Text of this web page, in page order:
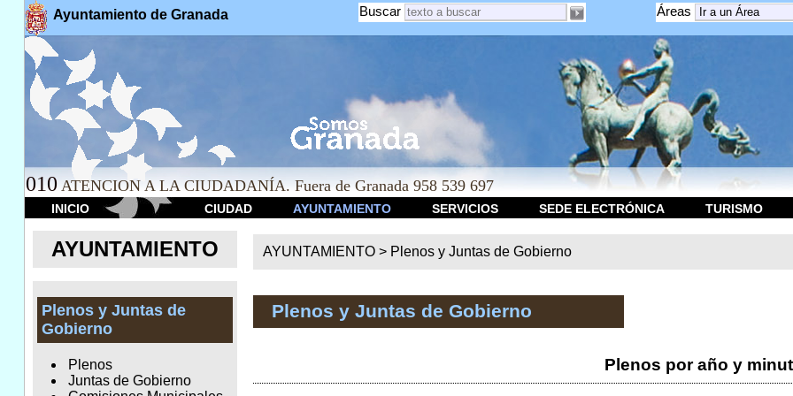
Ayuntamiento de Granada Áreas
Buscar
010 ATENCION A LA CIUDADANÍA. Fuera de Granada 958 539 697
INICIO CIUDAD AYUNTAMIENTO SERVICIOS SEDE ELECTRÓNICA TURISMO
AYUNTAMIENTO
Plenos y Juntas de
Gobierno
Plenos
Juntas de Gobierno
AYUNTAMIENTO > Plenos y Juntas de Gobierno
Plenos y Juntas de Gobierno
Plenos por año y